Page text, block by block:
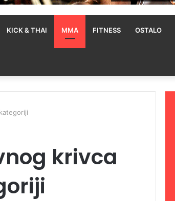
KICK & THAI MMA FITNESS OSTALO
krivca